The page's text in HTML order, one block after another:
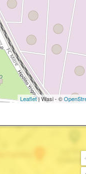
Leaflet| Wasi - ©